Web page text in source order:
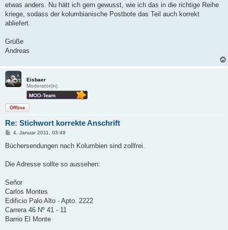
etwas anders. Nu hätt ich gern gewusst, wie ich das in die richtige Reihe
kriege, sodass der kolumbianische Postbote das Teil auch korrekt
abliefert.
Grüße
Andreas
Eisbaer
Moderator(in)
Offline
Re: Stichwort korrekte Anschrift
B
i
a
4. Januar 2011, 03:49
Büchersendungen nach Kolumbien sind zollfrei.
Die Adresse sollte so aussehen:
Señor
Carlos Montes
Edificio Palo Alto - Apto. 2222
Carrera 46 Nº 41 - 11
Barrio El Monte